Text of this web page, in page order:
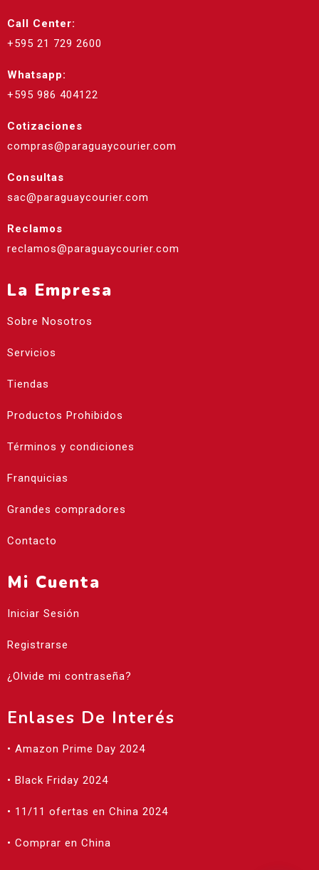
Call Center:
+595 21 729 2600
Whatsapp:
+595 986 404122
Cotizaciones
compras@paraguaycourier.com
Consultas
sac@paraguaycourier.com
Reclamos
reclamos@paraguaycourier.com
La Empresa
Sobre Nosotros
Servicios
Tiendas
Productos Prohibidos
Términos y condiciones
Franquicias
Grandes compradores
Contacto
Mi Cuenta
Iniciar Sesión
Registrarse
¿Olvide mi contraseña?
Enlases De Interés
• Amazon Prime Day 2024
• Black Friday 2024
• 11/11 ofertas en China 2024
• Comprar en China